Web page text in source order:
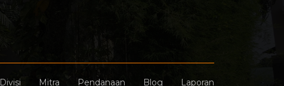
Divisi Mitra Pendanaan Blog Laporan